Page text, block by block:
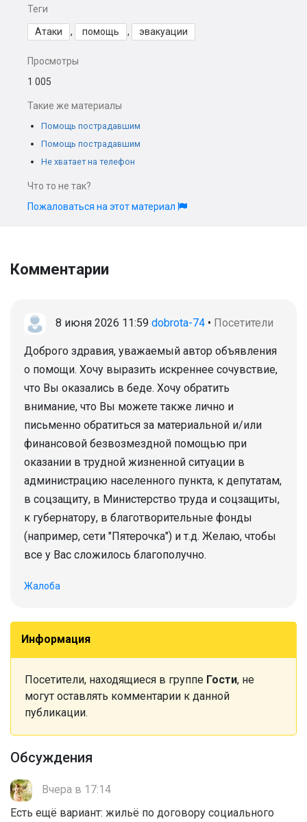
Теги
Атаки , помощь , эвакуации
Просмотры
1 005
Такие же материалы
Помощь пострадавшим
Помощь пострадавшим
Не хватает на телефон
Что то не так?
Пожаловаться на этот материал
Комментарии
8 июня 2026 11:59 dobrota-74 • Посетители
Доброго здравия, уважаемый автор объявления
о помощи. Хочу выразить искреннее сочувствие,
что Вы оказались в беде. Хочу обратить
внимание, что Вы можете также лично и
письменно обратиться за материальной и/или
финансовой безвозмездной помощью при
оказании в трудной жизненной ситуации в
администрацию населенного пункта, к депутатам,
в соцзащиту, в Министерство труда и соцзащиты,
к губернатору, в благотворительные фонды
(например, сети "Пятерочка") и т.д. Желаю, чтобы
все у Вас сложилось благополучно.
Жалоба
Информация
Посетители, находящиеся в группе Гости, не
могут оставлять комментарии к данной
публикации.
Обсуждения
Вчера в 17:14
Есть ещё вариант: жильё по договору социального